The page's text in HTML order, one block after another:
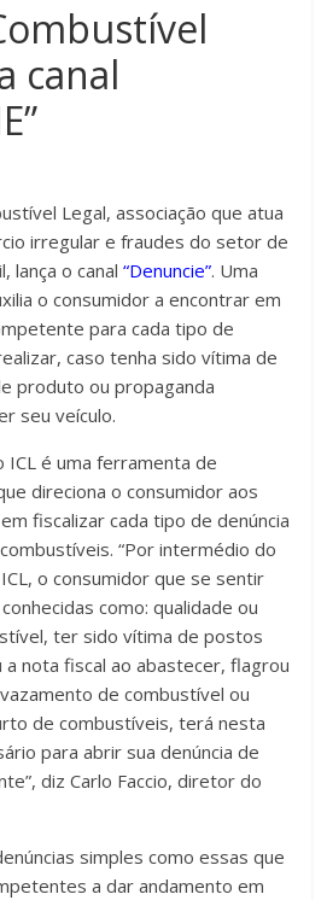
canal
Legal, associação que atua
irregular e fraudes do setor de
lança o canal“Denuncie”. Uma
o consumidor a encontrar em
para cada tipo de
caso tenha sido vítima de
produto ou propaganda
seu veículo.
ICL é uma ferramenta de
direciona o consumidor aos
fiscalizar cada tipo de denúncia
“Por intermédio do
o consumidor que se sentir
como: qualidade ou
ter sido vítima de postos
nota fiscal ao abastecer, flagrou
de combustível ou
de combustíveis, terá nesta
para abrir sua denúncia de
diz Carlo Faccio, diretor do
simples como essas que
a dar andamento em